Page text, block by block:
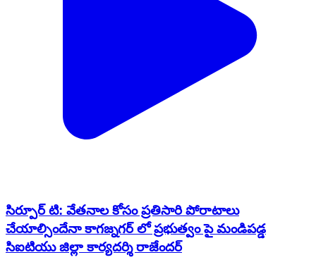
సిర్పూర్ టి: వేతనాల కోసం ప్రతిసారి పోరాటాలు
చేయాల్సిందేనా కాగజ్నగర్ లో ప్రభుత్వం పై మండిపడ్డ
సిఐటియు జిల్లా కార్యదర్శి రాజేందర్